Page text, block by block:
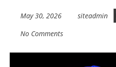
May 30, 2026 siteadmin
No Comments